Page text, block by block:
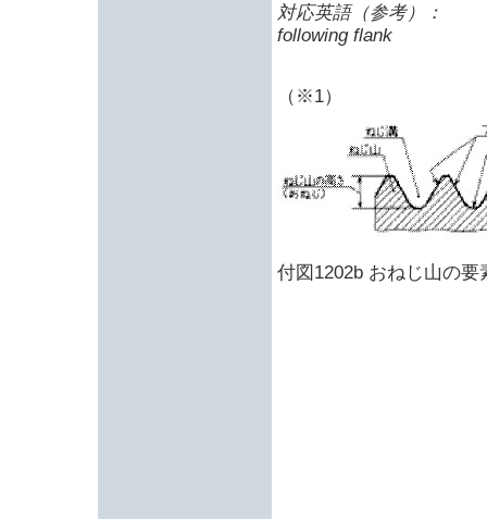
対応英語（参考）：
following flank
（※1）
付図1202b おねじ山の要